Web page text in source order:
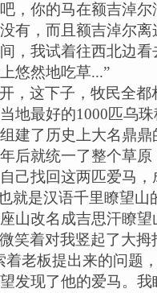
，你的马在额吉淖
有，而且额吉淖尔
，我试着往西北边
悠然地吃草...”
，这下子，牧民全
地最好的1000匹乌
建了历史上大名鼎
后就统一了整个草
己找回这两匹爱马
就是汉语千里瞭望山
山改名成吉思汗瞭望
笑着对我竖起了大拇
着老板提出来的问题
发现了他的爱马。